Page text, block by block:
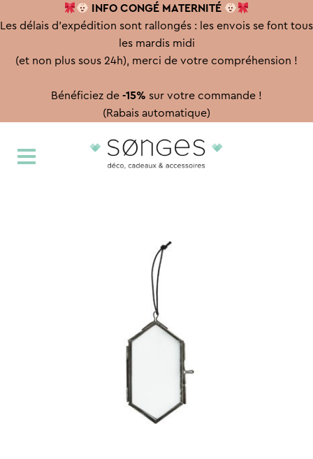
INFO CONGÉ MATERNITÉ
Les délais d'expédition sont rallongés : les envois se font tous
les mardis midi
(et non plus sous 24h), merci de votre compréhension !
Bénéficiez de -15% sur votre commande !
(Rabais automatique)
à
au